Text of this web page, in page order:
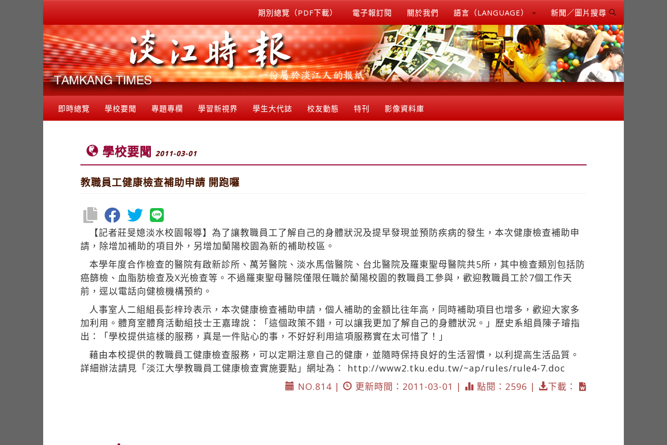
期別總覽（PDF下載） 電子報訂閱 關於我們 語言（LANGUAGE） 新聞／圖片搜尋
即時總覽 學校要聞 專題專欄 學習新視界 學生大代誌 校友動態 特刊 影像資料庫
學校要聞 2011-03-01
教職員工健康檢查補助申請 開跑囉
【記者莊旻嬑淡水校園報導】為了讓教職員工了解自己的身體狀況及提早發現並預防疾病的發生，本次健康檢查補助申
請，除增加補助的項目外，另增加蘭陽校園為新的補助校區。
本學年度合作檢查的醫院有啟新診所、萬芳醫院、淡水馬偕醫院、台北醫院及羅東聖母醫院共5所，其中檢查類別包括防
癌篩檢、血脂肪檢查及X光檢查等。不過羅東聖母醫院僅限任職於蘭陽校園的教職員工參與，歡迎教職員工於7個工作天
前，逕以電話向健檢機構預約。
人事室人二組組長彭梓玲表示，本次健康檢查補助申請，個人補助的金額比往年高，同時補助項目也增多，歡迎大家多
加利用。體育室體育活動組技士王嘉瑋說：「這個政策不錯，可以讓我更加了解自己的身體狀況。」歷史系組員陳子璿指
出：「學校提供這樣的服務，真是一件貼心的事，不好好利用這項服務實在太可惜了！」
藉由本校提供的教職員工健康檢查服務，可以定期注意自己的健康，並隨時保持良好的生活習慣，以利提高生活品質。
詳細辦法請見「淡江大學教職員工健康檢查實施要點」網址為： http://www2.tku.edu.tw/~ap/rules/rule4-7.doc
NO.814 |
更新時間：2011-03-01 | 點閱：2596 | 下載：